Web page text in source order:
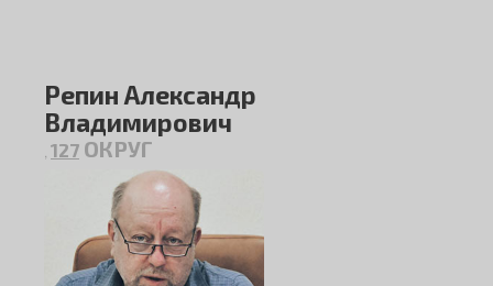
Репин Александр
Владимирович
127 ОКРУГ